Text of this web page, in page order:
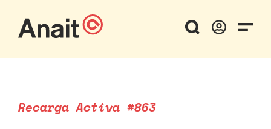
Recarga Activa #863